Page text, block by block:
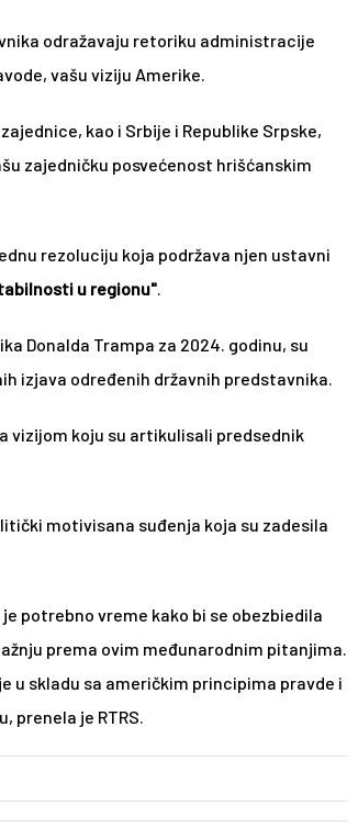
odražavaju retoriku administracije
vašu viziju Amerike.
kao i Srbije i Republike Srpske,
zajedničku posvećenost hrišćanskim
rezoluciju koja podržava njen ustavni
u regionu".
Donalda Trampa za 2024. godinu, su
izjava određenih državnih predstavnika.
vizijom koju su artikulisali predsednik
motivisana suđenja koja su zadesila
potrebno vreme kako bi se obezbiedila
prema ovim međunarodnim pitanjima.
u skladu sa američkim principima pravde i
prenela je RTRS.